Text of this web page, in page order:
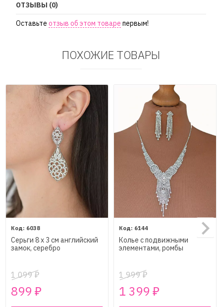
ОТЗЫВЫ (0)
Оставьте отзыв об этом товаре первым!
ПОХОЖИЕ ТОВАРЫ
6038
Серьги 8 х 3 см английский
замок, серебро
1 099₽
899 ₽
6144
Колье с подвижными
элементами, ромбы
1 999₽
1 399 ₽